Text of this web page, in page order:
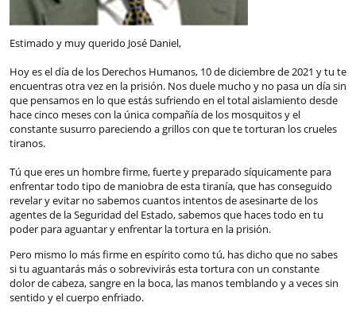
Estimado y muy querido José Daniel,
Hoy es el día de los Derechos Humanos, 10 de diciembre de 2021 y tu te
encuentras otra vez en la prisión. Nos duele mucho y no pasa un día sin
que pensamos en lo que estás sufriendo en el total aislamiento desde
hace cinco meses con la única compañía de los mosquitos y el
constante susurro pareciendo a grillos con que te torturan los crueles
tiranos.
Tú que eres un hombre firme, fuerte y preparado síquicamente para
enfrentar todo tipo de maniobra de esta tiranía, que has conseguido
revelar y evitar no sabemos cuantos intentos de asesinarte de los
agentes de la Seguridad del Estado, sabemos que haces todo en tu
poder para aguantar y enfrentar la tortura en la prisión.
Pero mismo lo más firme en espírito como tú, has dicho que no sabes
si tu aguantarás más o sobrevivirás esta tortura con un constante
dolor de cabeza, sangre en la boca, las manos temblando y a veces sin
sentido y el cuerpo enfriado.